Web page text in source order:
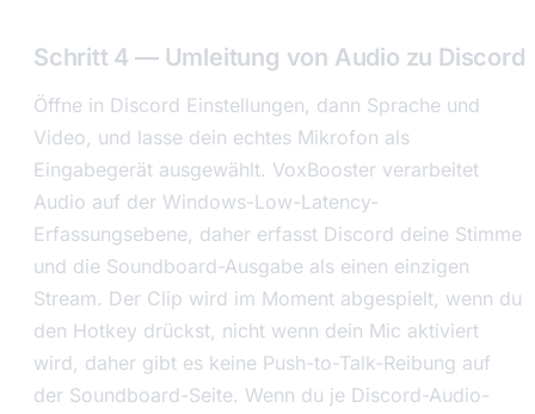
Schritt 4 — Umleitung von Audio zu Discord
Öffne in Discord Einstellungen, dann Sprache und
Video, und lasse dein echtes Mikrofon als
Eingabegerät ausgewählt. VoxBooster verarbeitet
Audio auf der Windows-Low-Latency-
Erfassungsebene, daher erfasst Discord deine Stimme
und die Soundboard-Ausgabe als einen einzigen
Stream. Der Clip wird im Moment abgespielt, wenn du
den Hotkey drückst, nicht wenn dein Mic aktiviert
wird, daher gibt es keine Push-to-Talk-Reibung auf
der Soundboard-Seite. Wenn du je Discord-Audio-